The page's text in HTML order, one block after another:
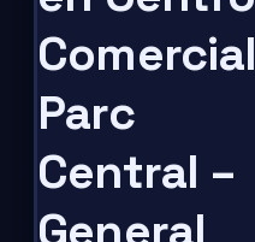
Comercial
Parc
Central –